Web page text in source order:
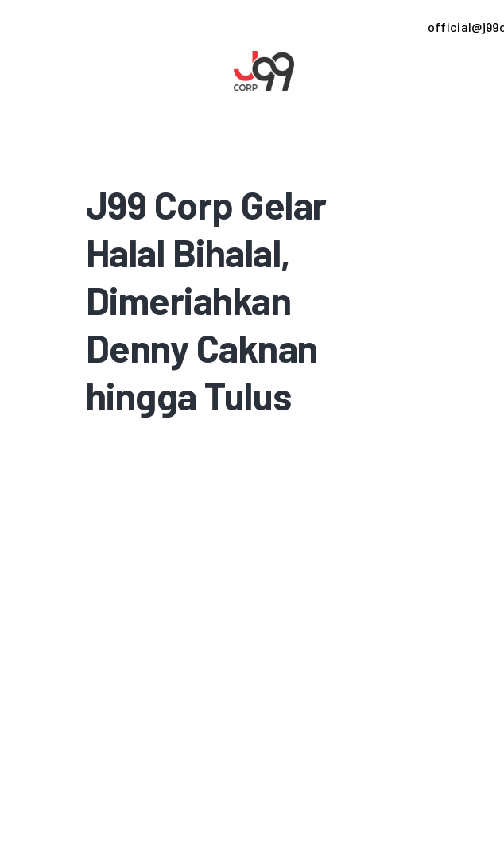
J99 Corp Gelar
Halal Bihalal,
Dimeriahkan
Denny Caknan
hingga Tulus